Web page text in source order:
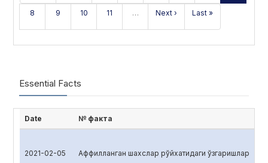
8 9 10 11 … Next › Last »
Essential Facts
Date № факта
2021-02-05 Аффилланган шахслар рўйхатидаги ўзгаришлар